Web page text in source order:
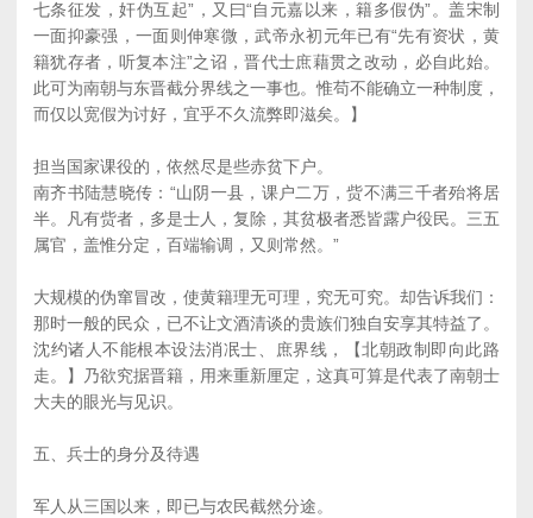
七条征发，奸伪互起”，又曰“自元嘉以来，籍多假伪”。盖宋制
一面抑豪强，一面则伸寒微，武帝永初元年已有“先有资状，黄
籍犹存者，听复本注”之诏，晋代士庶藉贯之改动，必自此始。
此可为南朝与东晋截分界线之一事也。惟苟不能确立一种制度，
而仅以宽假为讨好，宜乎不久流弊即滋矣。】
担当国家课役的，依然尽是些赤贫下户。
南齐书陆慧晓传：“山阴一县，课户二万，赀不满三千者殆将居
半。凡有赀者，多是士人，复除，其贫极者悉皆露户役民。三五
属官，盖惟分定，百端输调，又则常然。”
大规模的伪窜冒改，使黄籍理无可理，究无可究。却告诉我们：
那时一般的民众，已不让文酒清谈的贵族们独自安享其特益了。
沈约诸人不能根本设法消冺士、庶界线，【北朝政制即向此路
走。】乃欲究据晋籍，用来重新厘定，这真可算是代表了南朝士
大夫的眼光与见识。
五、兵士的身分及待遇
军人从三国以来，即已与农民截然分途。